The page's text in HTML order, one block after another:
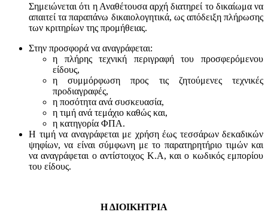
Σημειώνεται ότι η Αναθέτουσα αρχή διατηρεί το δικαίωμα να
απαιτεί τα παραπάνω δικαιολογητικά, ως απόδειξη πλήρωσης
των κριτηρίων της προμήθειας.
Στην προσφορά να αναγράφεται:
η πλήρης τεχνική περιγραφή του προσφερόμενου
είδους,
η συμμόρφωση προς τις ζητούμενες τεχνικές
προδιαγραφές,
η ποσότητα ανά συσκευασία,
η τιμή ανά τεμάχιο καθώς και,
η κατηγορία ΦΠΑ.
Η τιμή να αναγράφεται με χρήση έως τεσσάρων δεκαδικών
ψηφίων, να είναι σύμφωνη με το παρατηρητήριο τιμών και
να αναγράφεται ο αντίστοιχος Κ.Α, και ο κωδικός εμπορίου
του είδους.
Η ΔΙΟΙΚΗΤΡΙΑ